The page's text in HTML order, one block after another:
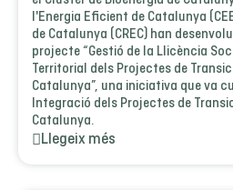
l'Energia Eficient de Catalunya
de Catalunya (CREC) han
projecte “Gestió de la Llicència
Territorial dels Projectes de
Catalunya”, una iniciativa que va
Integració dels Projectes de
Catalunya.
Llegeix més